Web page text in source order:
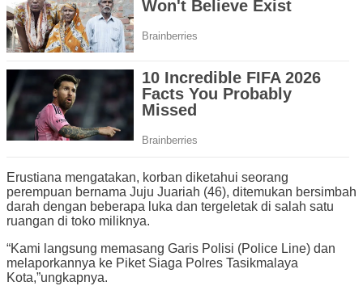
Erustiana mengatakan, korban diketahui seorang
perempuan bernama Juju Juariah (46), ditemukan bersimbah
darah dengan beberapa luka dan tergeletak di salah satu
ruangan di toko miliknya.
“Kami langsung memasang Garis Polisi (Police Line) dan
melaporkannya ke Piket Siaga Polres Tasikmalaya
Kota,”ungkapnya.